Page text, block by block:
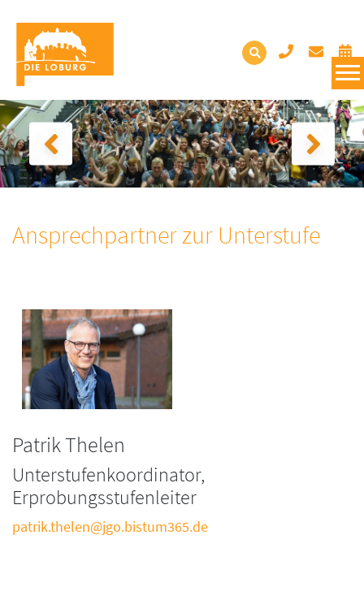
Ansprechpartner zur Unterstufe
Patrik Thelen
Unterstufenkoordinator,
Erprobungsstufenleiter
patrik.thelen@jgo.bistum365.de